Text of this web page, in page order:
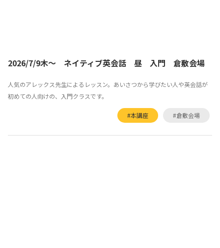
2026/7/9木～ ネイティブ英会話 昼 入門 倉敷会場
人気のアレックス先生によるレッスン。あいさつから学びたい人や英会話が
初めての人向けの、入門クラスです。
#本講座 #倉敷会場